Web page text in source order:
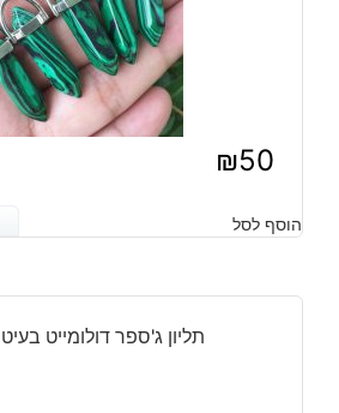
₪50
הוסף לסל
תליון ג'ספר דולומייט